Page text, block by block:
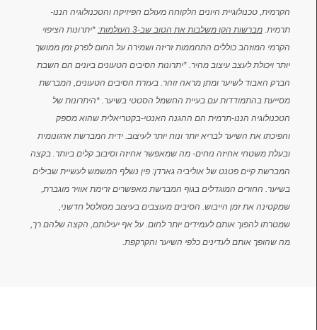
הקרמית, טכנולוגיית היונים הלקוחה מעולם הפיזיקה והטכנולוגיה הננו-
תרמית. מברשות הקו משלבות את הטוב שב-3 העולמות:
*יתרונות הציפוי
הקרמי המוזהב כוללים התחממות זריזה ושמירה על החום לפרק זמן ממושך
יותר ויכולת לעצב עיצוב מהיר. *יתרונות הסיבים הטעונים ביונים הם השבת
הברק האבוד לשיער ומתן מראה זוהר. בעזרת הסיבים הטעונים, המברשת
מסייעת בהתמודדות עם בעיית החשמל הסטטי בשיער. *היתרונות של
הטכנולוגיה הננו-תרמית הם ההגנה האנטי-בקטריאלית שהוא מספק
והפיכתו את השיער לבריא יותר ונוח יותר לעיצוב. ידית המברשת ארגונומית
ובעלת משטחי אחיזה נוחים- מה שמאפשר אחיזה וסיבוב קלים ביותר. בקצה
המברשת קיים פטנט של אוליביה גארדן: פין נשלף המשמש לעשיית שבילים
בשיער. החורים המוגדלים בגוף המברשת מאפשרים זרימת אוויר מוגברת,
שמקטינה את זמן הייבוש. הסיבים מעוצבים בעיצוב מסולסל חדשני,
שמטרתו להפוך אותם לעמידים יותר לחום. על אף יעילותם, הקצה שלהם רך,
מה שהופך אותם לעדינים כלפי השיער והקרקפת.